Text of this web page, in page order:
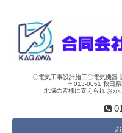
〇電気工事設計施工〇電気機器
〒013-0051 秋田
地域の皆様に支えられ おか